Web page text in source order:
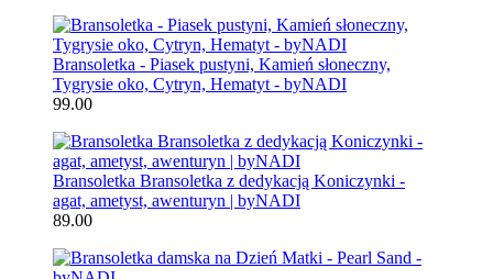
Bransoletka - Piasek pustyni, Kamień słoneczny,
Tygrysie oko, Cytryn, Hematyt - byNADI
99.00
Bransoletka Bransoletka z dedykacją Koniczynki -
agat, ametyst, awenturyn | byNADI
89.00